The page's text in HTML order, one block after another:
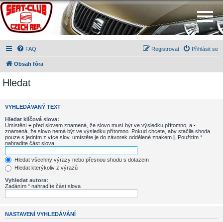
FAQ Přihlásit se
Registrovat
Obsah fóra
Hledat
VYHLEDÁVANÝ TEXT
Hledat klíčová slova:
Umístění + před slovem znamená, že slovo musí být ve výsledku přítomno, a -
znamená, že slovo nemá být ve výsledku přítomno. Pokud chcete, aby stačila shoda
pouze s jedním z více slov, umístěte je do závorek oddělené znakem | . Použitím *
nahradíte část slova
Hledat všechny výrazy nebo přesnou shodu s dotazem
Hledat kterýkoliv z výrazů
Vyhledat autora:
Zadáním * nahradíte část slova
NASTAVENÍ VYHLEDÁVÁNÍ